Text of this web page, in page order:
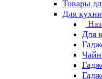
Товары
Для кухни
Для